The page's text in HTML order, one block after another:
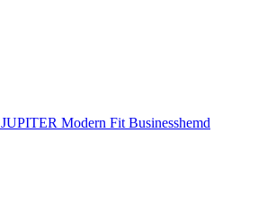
JUPITER Modern Fit Businesshemd